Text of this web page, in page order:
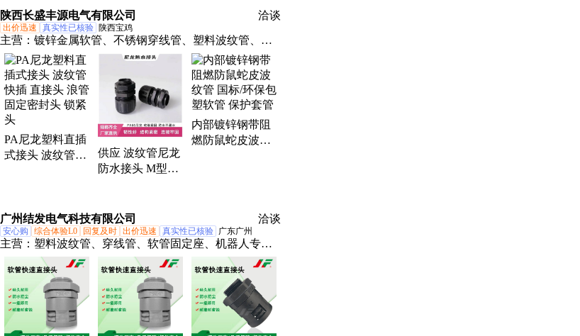
8WMTXWLNMS
6F42EDMLOS
陕西长盛丰源电气有限公司 洽谈
出价迅速 真实性已核验 陕西宝鸡
主营： 镀锌金属软管、不锈钢穿线管、塑料波纹管、电
缆接头、波纹管接头、不锈钢接头、锌合金接头、铜镀
镍接头、包塑金属软管、软管管夹、不锈钢防爆管、尼
龙固定座
PA尼龙塑料直插
式接头 波纹管快
供应 波纹管尼龙
防水接头 M型
接头
内部镀锌钢带阻
燃防鼠蛇皮波纹
广州结发电气科技有限公司 洽谈
安心购 综合体验L0 回复及时 出价迅速 真实性已核验 广东广州
主营： 塑料波纹管、穿线管、软管固定座、机器人专用
旋转接头、软管快速直接头、软管快速弯接头、软管防
水直接头、防水弯接头、圆角弯头、Y型三通接头、T型
三通、直通软胶接头、法兰座接头、对接头、阻燃接
头、固定支架、双开口塑料软管